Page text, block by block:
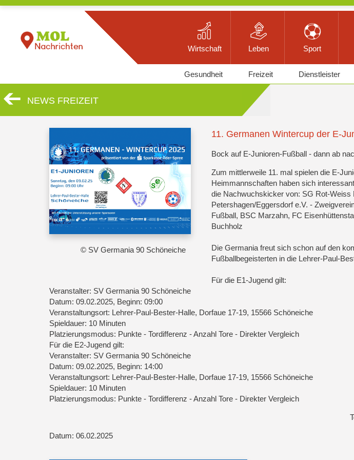
Wirtschaft Leben Sport
Gesundheit Freizeit Dienstleister
NEWS FREIZEIT
© SV Germania 90 Schöneiche
11. Germanen Wintercup der E-
Bock auf E-Junioren-Fußball - dann ab
Zum mittlerweile 11. mal spielen die E-
Heimmannschaften haben sich
die Nachwuchskicker von: SG Rot-Weiss
Petershagen/Eggersdorf e.V. -
Fußball, BSC Marzahn, FC
Buchholz
Die Germania freut sich schon auf den
Fußballbegeisterten in die Lehrer-Paul-
Für die E1-Jugend gilt:
Veranstalter: SV Germania 90 Schöneiche
Datum: 09.02.2025, Beginn: 09:00
Veranstaltungsort: Lehrer-Paul-Bester-Halle, Dorfaue 17-19, 15566 Schöneiche
Spieldauer: 10 Minuten
Platzierungsmodus: Punkte - Tordifferenz - Anzahl Tore - Direkter Vergleich
Für die E2-Jugend gilt:
Veranstalter: SV Germania 90 Schöneiche
Datum: 09.02.2025, Beginn: 14:00
Veranstaltungsort: Lehrer-Paul-Bester-Halle, Dorfaue 17-19, 15566 Schöneiche
Spieldauer: 10 Minuten
Platzierungsmodus: Punkte - Tordifferenz - Anzahl Tore - Direkter Vergleich
Datum: 06.02.2025